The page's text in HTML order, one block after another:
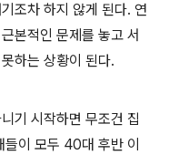
조차 하지 않게 된다. 연
본적인 문제를 놓고 서
하는 상황이 된다.
기 시작하면 무조건 집
이 모두 40대 후반 이